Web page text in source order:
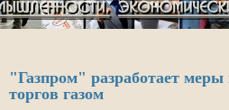
"Газпром" разработает
торгов газом